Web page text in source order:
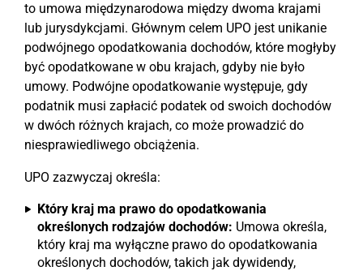
to umowa międzynarodowa między dwoma krajami
lub jurysdykcjami. Głównym celem UPO jest unikanie
podwójnego opodatkowania dochodów, które mogłyby
być opodatkowane w obu krajach, gdyby nie było
umowy. Podwójne opodatkowanie występuje, gdy
podatnik musi zapłacić podatek od swoich dochodów
w dwóch różnych krajach, co może prowadzić do
niesprawiedliwego obciążenia.
UPO zazwyczaj określa:
Który kraj ma prawo do opodatkowania
określonych rodzajów dochodów: Umowa określa,
który kraj ma wyłączne prawo do opodatkowania
określonych dochodów, takich jak dywidendy,